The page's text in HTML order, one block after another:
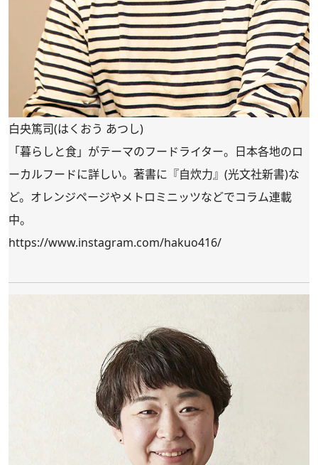
白央篤司(はくおう あつし)
「暮らしと食」がテーマのフードライター。日本各地のロ
ーカルフードに詳しい。著書に『自炊力』(光文社新書)な
ど。オレンジページやメトロミニッツなどでコラム連載
中。
https://www.instagram.com/hakuo416/